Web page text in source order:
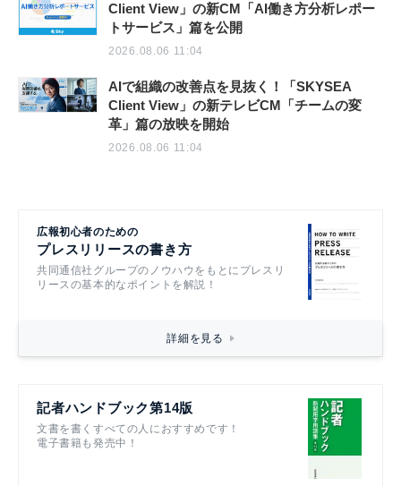
Client View」の新CM「AI働き方分析レポー
トサービス」篇を公開
2026.08.06 11:04
AIで組織の改善点を見抜く！「SKYSEA
Client View」の新テレビCM「チームの変
革」篇の放映を開始
2026.08.06 11:04
広報初心者のための
プレスリリースの書き方
共同通信社グループのノウハウをもとにプレスリ
リースの基本的なポイントを解説！
詳細を見る
記者ハンドブック第14版
文書を書くすべての人におすすめです！
電子書籍も発売中！